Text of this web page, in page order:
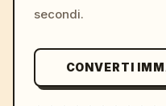
secondi.
CONVERTI